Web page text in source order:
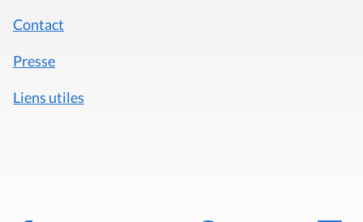
Contact
Presse
Liens utiles